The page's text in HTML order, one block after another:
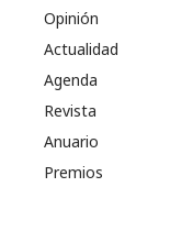
Opinión
Actualidad
Agenda
Revista
Anuario
Premios